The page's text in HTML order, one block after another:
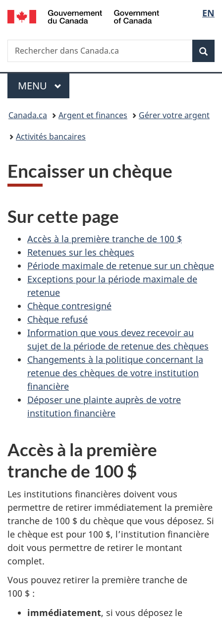
Passer
au
principal
Passer
à
Au
du
Passer
à
version
simplifiée
de
la
EN
Recherche
Rechercher
dans
Menu
MENU PRINCIPAL
Vous
êtes
Canada.ca Argent et finances
Gérer votre argent
Activités bancaires
Encaisser un chèque
Sur cette page
Accès à la première tranche de 100 $
Retenues sur les chèques
Période maximale de retenue sur un chèque
Exceptions pour la période maximale de
retenue
Chèque contresigné
Chèque refusé
Information que vous devez recevoir au
sujet de la période de retenue des chèques
Changements à la politique concernant la
retenue des chèques de votre institution
financière
Déposer une plainte auprès de votre
institution financière
Accès à la première
tranche de 100 $
Les institutions financières doivent vous
permettre de retirer immédiatement la première
tranche de 100 $ du chèque que vous déposez. Si
le chèque est pour 100 $, l’institution financière
doit vous permettre de retirer le montant
complet.
Vous pouvez retirer la première tranche de
100 $ :
immédiatement, si vous déposez le